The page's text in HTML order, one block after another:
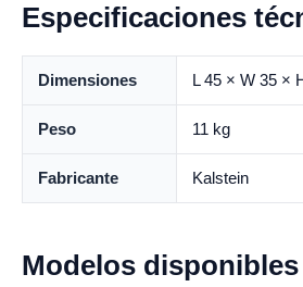
Especificaciones
Dimensiones L 45 × W 35 ×
Peso 11 kg
Fabricante Kalstein
Modelos disponibles